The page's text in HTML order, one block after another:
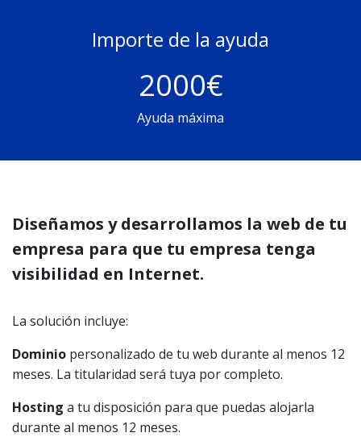
Importe de la ayuda
2000€
Ayuda máxima
Diseñamos y desarrollamos la web de tu
empresa para que tu empresa tenga
visibilidad en Internet.
La solución incluye:
Dominio personalizado de tu web durante al menos 12
meses. La titularidad será tuya por completo.
Hosting a tu disposición para que puedas alojarla
durante al menos 12 meses.